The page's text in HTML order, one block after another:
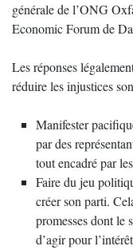
générale de l’ONG
Economic Forum de
Les réponses
réduire les injustices
Manifester
par des
tout encadré par
Faire du jeu
créer son parti.
promesses dont le
d’agir pour